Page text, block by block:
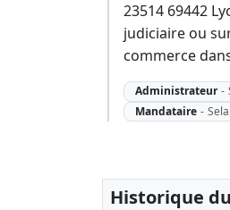
23514 69442
judiciaire ou
commerce
Administrateur -
Mandataire -
Historique